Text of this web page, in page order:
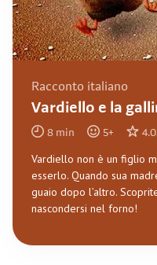
Racconto italiano
Vardiello e la
8 min 5+
Vardiello non è un figlio
esserlo. Quando sua
guaio dopo l’altro.
nascondersi nel forno!